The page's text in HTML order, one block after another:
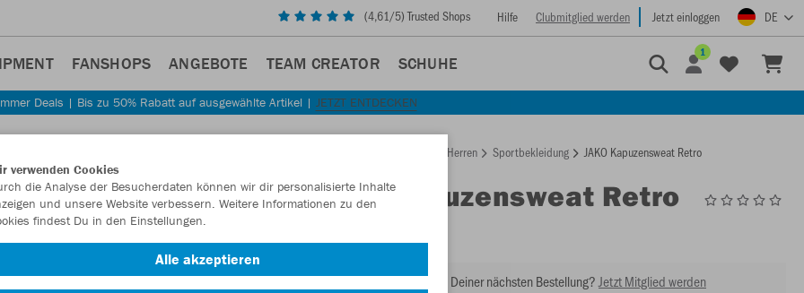
(4,61/5) Trusted Shops Hilfe Clubmitglied werden Jetzt einloggen DE
FANSHOPS ANGEBOTE TEAM CREATOR SCHUHE
1
Deals | Bis zu 50% Rabatt auf ausgewählte Artikel | JETZT ENTDECKEN
Herren Sportbekleidung JAKO Kapuzensweat Retro
JAKOKapuzensweat Retro
Lust auf 30% Rabatt bei Deiner nächsten Bestellung? Jetzt Mitglied werden
verwenden Cookies
die Analyse der Besucherdaten können wir dir personalisierte Inhalte
und unsere Website verbessern. Weitere Informationen zu den
findest Du in den Einstellungen.
Alle akzeptieren